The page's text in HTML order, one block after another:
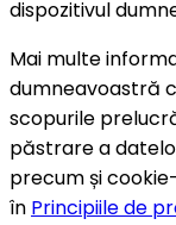
dispozitivul
Mai multe
dumneavoastră
scopurile
păstrare a
precum și
în Principiile de